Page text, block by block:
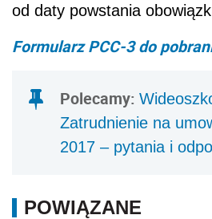
od daty powstania
Formularz PCC-3 do
Polecamy:
Zatrudnienie na
2017 – pytania i
POWIĄZANE